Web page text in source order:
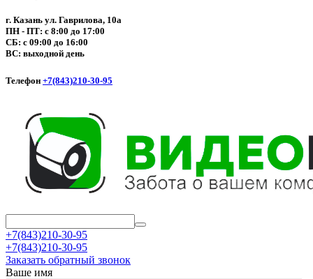
г. Казань ул. Гаврилова, 10а
ПН - ПТ: с 8:00 до 17:00
СБ: с 09:00 до 16:00
ВС: выходной день
Телефон +7(843)210-30-95
+7(843)210-30-95
+7(843)210-30-95
Заказать обратный звонок
Ваше имя